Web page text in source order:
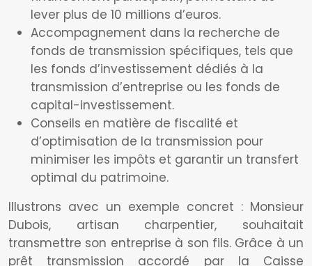
lever plus de 10 millions d’euros.
Accompagnement dans la recherche de
fonds de transmission spécifiques, tels que
les fonds d’investissement dédiés à la
transmission d’entreprise ou les fonds de
capital-investissement.
Conseils en matière de fiscalité et
d’optimisation de la transmission pour
minimiser les impôts et garantir un transfert
optimal du patrimoine.
Illustrons avec un exemple concret : Monsieur
Dubois, artisan charpentier, souhaitait
transmettre son entreprise à son fils. Grâce à un
prêt transmission accordé par la Caisse